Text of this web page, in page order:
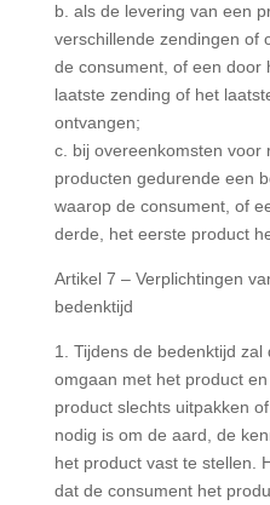
b. als de levering van een
verschillende zendingen of
de consument, of een door
laatste zending of het
ontvangen;
c. bij overeenkomsten voor
producten gedurende een
waarop de consument, of
derde, het eerste product
Artikel 7 – Verplichtingen
bedenktijd
1. Tijdens de bedenktijd
omgaan met het product
product slechts uitpakken
nodig is om de aard, de
het product vast te stellen.
dat de consument het